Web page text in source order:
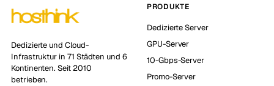
Dedizierte und Cloud-
Infrastruktur in 71 Städten und 6
Kontinenten. Seit 2010
betrieben.
PRODUKTE
Dedizierte Server
GPU-Server
10-Gbps-Server
Promo-Server